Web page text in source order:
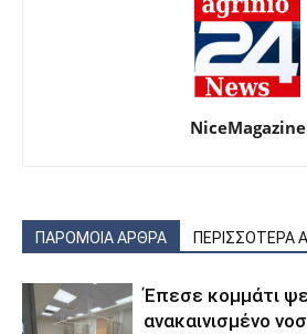
NiceMagazine
ΠΑΡΟΜΟΙΑ ΑΡΘΡΑ ΠΕΡΙΣΣΟΤΕΡΑ
Έπεσε κομμάτι
ανακαινισμένο